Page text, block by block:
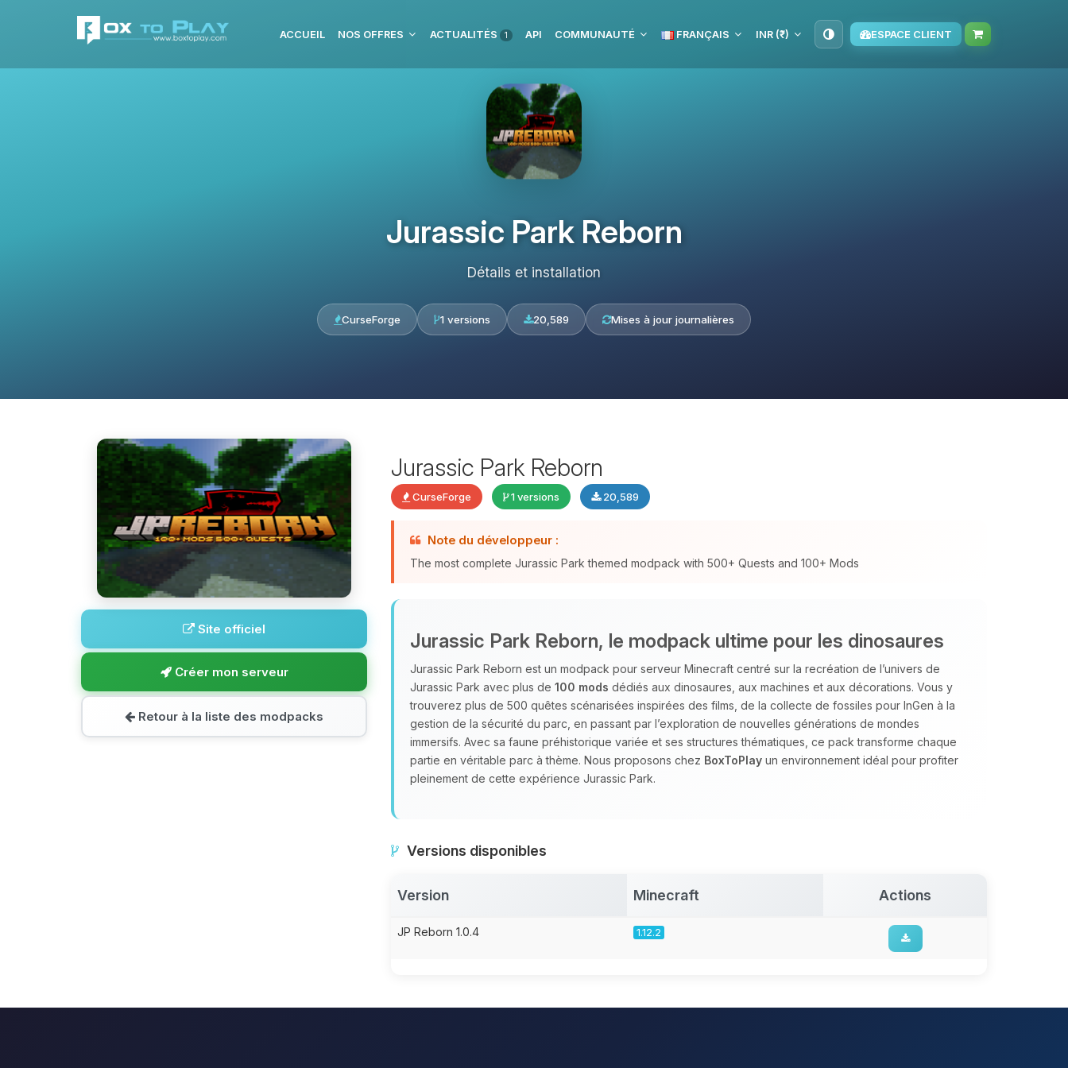
ACCUEIL NOS OFFRES ACTUALITÉS 1 API COMMUNAUTÉ FRANÇAIS INR (₹) ESPACE CLIENT
Jurassic Park Reborn
Détails et installation
CurseForge 1 versions 20,589 Mises à jour journalières
Site officiel
Créer mon serveur
Retour à la liste des modpacks
Jurassic Park Reborn
CurseForge 1 versions 20,589
Note du développeur :
The most complete Jurassic Park themed modpack with 500+ Quests and 100+ Mods
Jurassic Park Reborn, le modpack ultime pour les dinosaures
Jurassic Park Reborn est un modpack pour serveur Minecraft centré sur la recréation de l’univers de
Jurassic Park avec plus de 100 mods dédiés aux dinosaures, aux machines et aux décorations. Vous y
trouverez plus de 500 quêtes scénarisées inspirées des films, de la collecte de fossiles pour InGen à la
gestion de la sécurité du parc, en passant par l’exploration de nouvelles générations de mondes
immersifs. Avec sa faune préhistorique variée et ses structures thématiques, ce pack transforme chaque
partie en véritable parc à thème. Nous proposons chez BoxToPlay un environnement idéal pour profiter
pleinement de cette expérience Jurassic Park.
Versions disponibles
Version Minecraft Actions
JP Reborn 1.0.4 1.12.2